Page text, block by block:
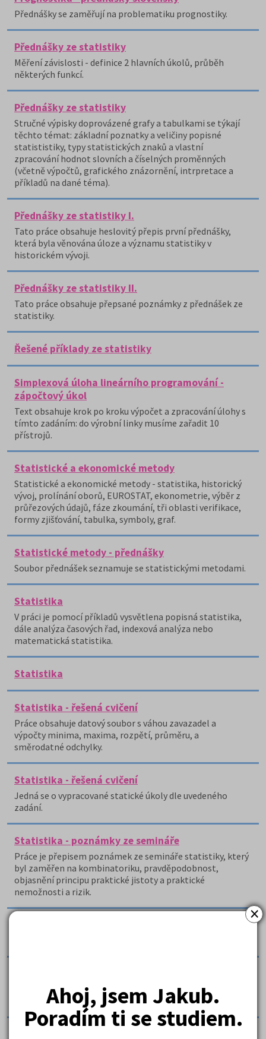
×
Ahoj, jsem Jakub.
Poradím ti se studiem.
Přednášky se zaměřují na problematiku prognostiky.
Přednášky ze statistiky
Měření závislosti - definice 2 hlavních úkolů, průběh
některých funkcí.
Přednášky ze statistiky
Stručné výpisky doprovázené grafy a tabulkami se týkají
těchto témat: základní poznatky a veličiny popisné
statististiky, typy statistických znaků a vlastní
zpracování hodnot slovních a číselných proměnných
(včetně výpočtů, grafického znázornění, intrpretace a
příkladů na dané téma).
Přednášky ze statistiky I.
Tato práce obsahuje heslovitý přepis první přednášky,
která byla věnována úloze a významu statistiky v
historickém vývoji.
Přednášky ze statistiky II.
Tato práce obsahuje přepsané poznámky z přednášek ze
statistiky.
Řešené příklady ze statistiky
Simplexová úloha lineárního programování -
zápočtový úkol
Text obsahuje krok po kroku výpočet a zpracování úlohy s
tímto zadáním: do výrobní linky musíme zařadit 10
přístrojů.
Statistické a ekonomické metody
Statistické a ekonomické metody - statistika, historický
vývoj, prolínání oborů, EUROSTAT, ekonometrie, výběr z
průřezových údajů, fáze zkoumání, tři oblasti verifikace,
formy zjišťování, tabulka, symboly, graf.
Statistické metody - přednášky
Soubor přednášek seznamuje se statistickými metodami.
Statistika
V práci je pomocí příkladů vysvětlena popisná statistika,
dále analýza časových řad, indexová analýza nebo
matematická statistika.
Statistika
Statistika - řešená cvičení
Práce obsahuje datový soubor s váhou zavazadel a
výpočty minima, maxima, rozpětí, průměru, a
směrodatné odchylky.
Statistika - řešená cvičení
Jedná se o vypracované statické úkoly dle uvedeného
zadání.
Statistika - poznámky ze semináře
Práce je přepisem poznámek ze semináře statistiky, který
byl zaměřen na kombinatoriku, pravděpodobnost,
objasnění principu praktické jistoty a praktické
nemožnosti a rizik.
Jedná se o abecední velmi obsáhlý, avšak rozměrově malý
tahák pro dobré oči ve formě miniknihy.